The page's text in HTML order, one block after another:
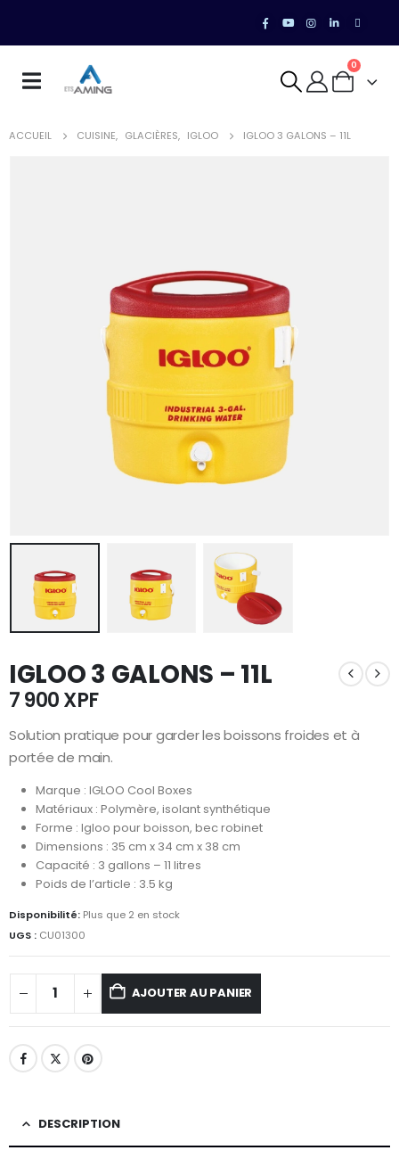
0
ACCUEIL CUISINE, GLACIÈRES, IGLOO IGLOO 3 GALONS – 11L
IGLOO 3 GALONS – 11L
7 900XPF
Solution pratique pour garder les boissons froides et à
portée de main.
Marque : IGLOO Cool Boxes
Matériaux : Polymère, isolant synthétique
Forme : Igloo pour boisson, bec robinet
Dimensions : 35 cm x 34 cm x 38 cm
Capacité : 3 gallons – 11 litres
Poids de l’article : 3.5 kg
Disponibilité: Plus que 2 en stock
UGS : CU01300
AJOUTER AU PANIER
DESCRIPTION